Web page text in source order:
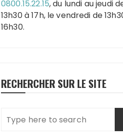
0800.15.22.15, du lundi au jeudi
13h30 à 17h, le vendredi de
16h30.
RECHERCHER SUR LE SITE